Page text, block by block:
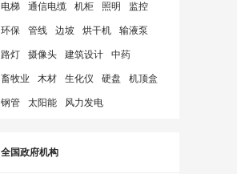
电梯 通信电缆 机柜 照明 监控
环保 管线 边坡 烘干机 输液泵
路灯 摄像头 建筑设计 中药
畜牧业 木材 生化仪 硬盘 机顶盒
钢管 太阳能 风力发电
全国政府机构